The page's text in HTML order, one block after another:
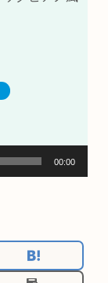
00:00